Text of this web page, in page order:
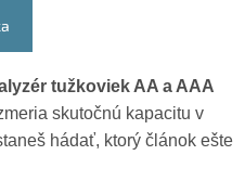
tužkoviek AA a AAA
skutočnú kapacitu v
hádať, ktorý článok ešte